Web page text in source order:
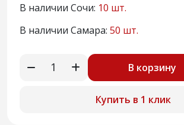
В наличии Сочи: 10 шт.
В наличии Самара: 50 шт.
В корзину
Купить в 1 клик